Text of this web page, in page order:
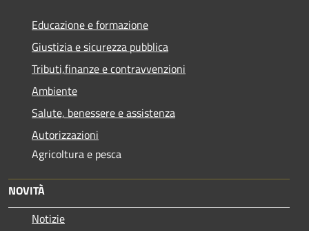
Educazione e formazione
Giustizia e sicurezza pubblica
Tributi,finanze e contravvenzioni
Ambiente
Salute, benessere e assistenza
Autorizzazioni
Agricoltura e pesca
NOVITÀ
Notizie